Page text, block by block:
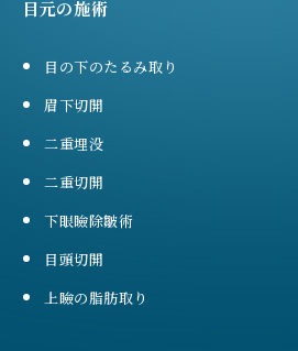
目元の施術
目の下のたるみ取り
眉下切開
二重埋没
二重切開
下眼瞼除皺術
目頭切開
上瞼の脂肪取り